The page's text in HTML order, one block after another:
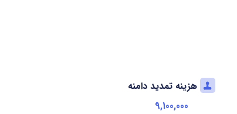
هزینه تمدید دامنه
9,100,000